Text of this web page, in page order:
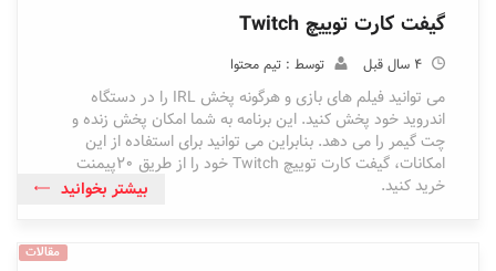
گیفت کارت توییچ Twitch
4 سال قبل توسط : تیم محتوا
می توانید فیلم های بازی و هرگونه پخش IRL را در دستگاه
اندروید خود پخش کنید. این برنامه به شما امکان پخش زنده و
چت گیمر را می دهد. بنابراین می توانید برای استفاده از این
امکانات، گیفت کارت توییچ Twitch خود را از طریق 20پیمنت
خرید کنید.
بیشتر بخوانید
مقالات